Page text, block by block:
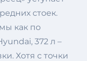
стоек.
как по
372 л –
Хотя с точки